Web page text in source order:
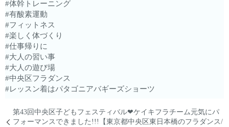
#体幹トレーニング
#有酸素運動
#フィットネス
#楽しく体づくり
#仕事帰りに
#大人の習い事
#大人の遊び場
#中央区フラダンス
#レッスン着はパタゴニアバギーズショーツ
第43回中央区子どもフェスティバル❤︎ケイキフラチーム元気にパ
フォーマンスできました!!!【東京都中央区東日本橋のフラダンス/